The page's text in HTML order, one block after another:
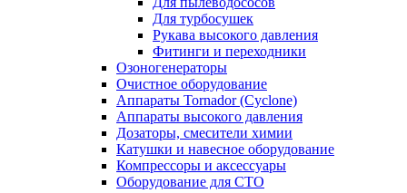
Для турбосушек
Рукава высокого давления
Фитинги и переходники
Озоногенераторы
Очистное оборудование
Аппараты Tornador (Cyclone)
Аппараты высокого давления
Дозаторы, смесители химии
Катушки и навесное оборудование
Компрессоры и аксессуары
Оборудование для СТО